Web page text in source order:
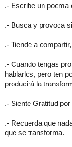
.- Escribe un poema
.- Busca y provoca
.- Tiende a
.- Cuando tengas
hablarlos, pero ten
producirá la
.- Siente Gratitud
.- Recuerda que
que se transforma.